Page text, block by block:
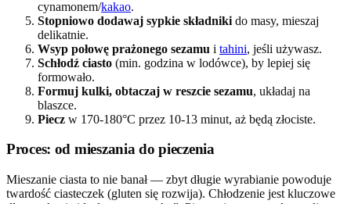
cynamonem/kakao.
Stopniowo dodawaj sypkie składniki do masy, mieszaj
delikatnie.
Wsyp połowę prażonego sezamu i tahini, jeśli używasz.
Schłodź ciasto (min. godzina w lodówce), by lepiej się
formowało.
Formuj kulki, obtaczaj w reszcie sezamu, układaj na
blaszce.
Piecz w 170-180°C przez 10-13 minut, aż będą złociste.
Proces: od mieszania do pieczenia
Mieszanie ciasta to nie banał — zbyt długie wyrabianie powoduje
twardość ciasteczek (gluten się rozwija). Chłodzenie jest kluczowe